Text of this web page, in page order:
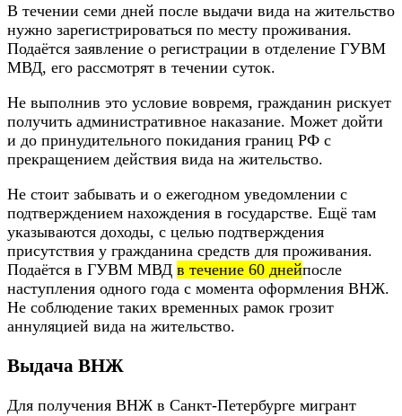
В течении семи дней после выдачи вида на жительство
нужно зарегистрироваться по месту проживания.
Подаётся заявление о регистрации в отделение ГУВМ
МВД, его рассмотрят в течении суток.
Не выполнив это условие вовремя, гражданин рискует
получить административное наказание. Может дойти
и до принудительного покидания границ РФ с
прекращением действия вида на жительство.
Не стоит забывать и о ежегодном уведомлении с
подтверждением нахождения в государстве. Ещё там
указываются доходы, с целью подтверждения
присутствия у гражданина средств для проживания.
Подаётся в ГУВМ МВД в течение 60 днейпосле
наступления одного года с момента оформления ВНЖ.
Не соблюдение таких временных рамок грозит
аннуляцией вида на жительство.
Выдача ВНЖ
Для получения ВНЖ в Санкт-Петербурге мигрант